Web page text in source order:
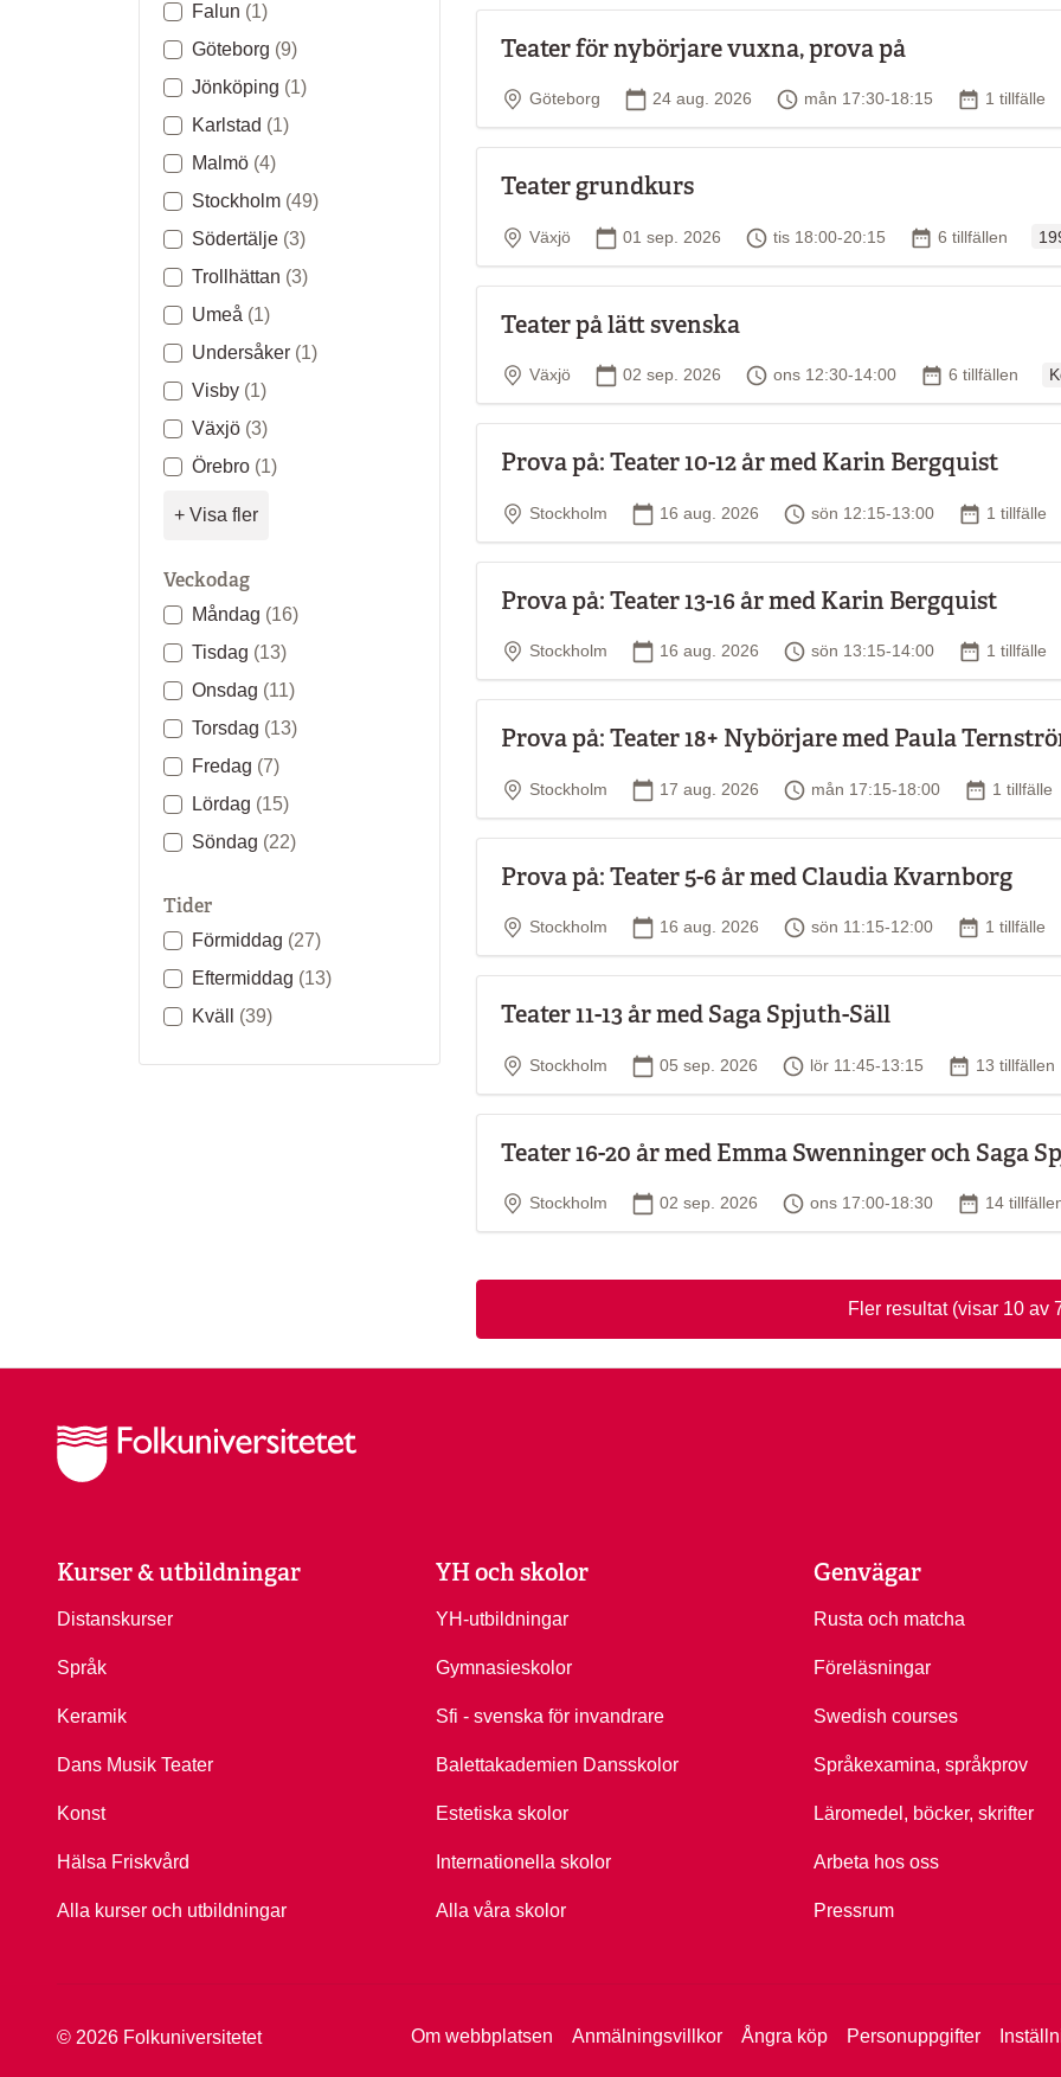
Falun (1)
Göteborg (9)
Jönköping (1)
Karlstad (1)
Malmö (4)
Stockholm (49)
Södertälje (3)
Trollhättan (3)
Umeå (1)
Undersåker (1)
Visby (1)
Växjö (3)
Örebro (1)
+ Visa fler
Veckodag
Måndag (16)
Tisdag (13)
Onsdag (11)
Torsdag (13)
Fredag (7)
Lördag (15)
Söndag (22)
Tider
Förmiddag (27)
Eftermiddag (13)
Kväll (39)
Teater för nybörjare vuxna, prova på
Plats
Göteborg Startdatum
24 aug. 2026 Tid
mån 17:30-18:15 Antal
1 tillfälle
Teater grundkurs
Plats
Växjö Startdatum
01 sep. 2026 Tid
tis 18:00-20:15 Antal tillfällen
6 tillfällen
Teater på lätt svenska
Plats
Växjö Startdatum
02 sep. 2026 Tid
ons 12:30-14:00 Antal tillfällen
6 tillfällen
Prova på: Teater 10-12 år med Karin Bergquist
Plats
Stockholm Startdatum
16 aug. 2026 Tid
sön 12:15-13:00 Antal
1 tillfälle
Prova på: Teater 13-16 år med Karin Bergquist
Plats
Stockholm Startdatum
16 aug. 2026 Tid
sön 13:15-14:00 Antal
1 tillfälle
Prova på: Teater 18+ Nybörjare med Paula
Plats
Stockholm Startdatum
17 aug. 2026 Tid
mån 17:15-18:00 Antal
1 tillfälle
Prova på: Teater 5-6 år med Claudia Kvarnborg
Plats
Stockholm Startdatum
16 aug. 2026 Tid
sön 11:15-12:00 Antal
1 tillfälle
Teater 11-13 år med Saga Spjuth-Säll
Plats
Stockholm Startdatum
05 sep. 2026 Tid
lör 11:45-13:15 Antal
13 tillfällen
Teater 16-20 år med Emma Swenninger och Saga
Plats
Stockholm Startdatum
02 sep. 2026 Tid
ons 17:00-18:30 Antal
14
Fler resultat (visar 10 av
Kurser & utbildningar
Distanskurser
Språk
Keramik
Dans Musik Teater
Konst
Hälsa Friskvård
Alla kurser och utbildningar
YH och skolor
YH-utbildningar
Gymnasieskolor
Sfi - svenska för invandrare
Balettakademien Dansskolor
Estetiska skolor
Internationella skolor
Alla våra skolor
Genvägar
Rusta och matcha
Föreläsningar
Swedish courses
Språkexamina, språkprov
Läromedel, böcker, skrifter
Arbeta hos oss
Pressrum
© 2026 Folkuniversitetet Om webbplatsen Anmälningsvillkor Ångra köp Personuppgifter